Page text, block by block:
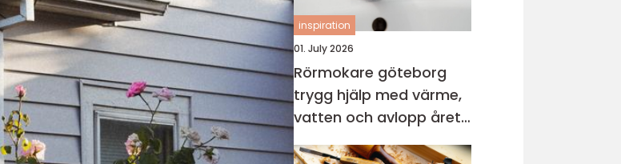
inspiration
01. July 2026
Rörmokare göteborg
trygg hjälp med värme,
vatten och avlopp året
runt